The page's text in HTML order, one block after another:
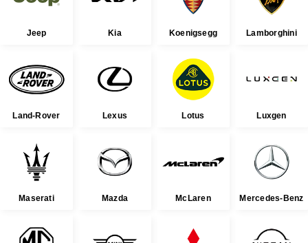
Jeep Kia Koenigsegg Lamborghini
Land-Rover Lexus Lotus Luxgen
Maserati Mazda McLaren Mercedes-Benz